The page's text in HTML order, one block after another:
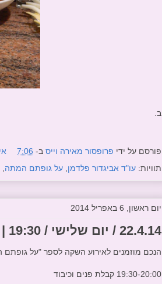
ב.
פורסם על ידי פרופסור מאירה וייס ב- 7:06
תוויות: עו"ד אביגדור פלדמן על גופתם המתה
יום ראשון, 6 באפריל 2014
22.4.14 / יום שלישי / 19:30 | אירוע השקה לספר "על גופתם המתה"
הנכם מוזמנים לאירוע השקה לספר "על
19:30-20:00 קבלת פנים וכיבוד